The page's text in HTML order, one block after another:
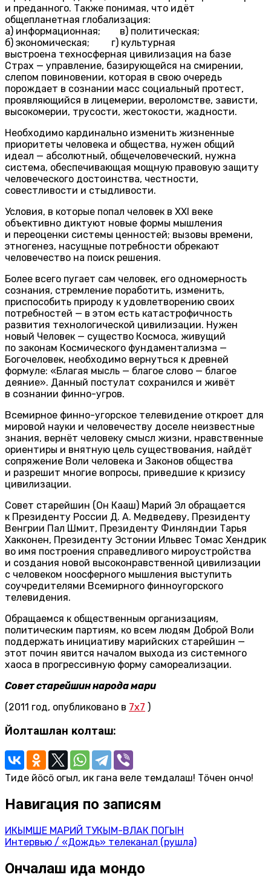
и преданного. Также понимая, что идёт
общепланетная глобализация:
а) информационная; в) политическая;
б) экономическая; г) культурная
выстроена техносферная цивилизация на базе
Страх — управление, базирующейся на смирении,
слепом повиновении, которая в свою очередь
порождает в сознании масс социальный протест,
проявляющийся в лицемерии, вероломстве, зависти,
высокомерии, трусости, жестокости, жадности.
Необходимо кардинально изменить жизненные
приоритеты человека и общества, нужен общий
идеал — абсолютный, общечеловеческий, нужна
система, обеспечивающая мощную правовую защиту
человеческого достоинства, честности,
совестливости и стыдливости.
Условия, в которые попал человек в XXI веке
объективно диктуют новые формы мышления
и переоценки системы ценностей; вызовы времени,
этногенез, насущные потребности обрекают
человечество на поиск решения.
Более всего пугает сам человек, его одномерность
сознания, стремление поработить, изменить,
приспособить природу к удовлетворению своих
потребностей — в этом есть катастрофичность
развития технологической цивилизации. Нужен
новый Человек — существо Космоса, живущий
по законам Космического фундаментализма —
Богочеловек, необходимо вернуться к древней
формуле: «Благая мысль — благое слово — благое
деяние». Данный постулат сохранился и живёт
в сознании финно-угров.
Всемирное финно-угорское телевидение откроет для
мировой науки и человечеству доселе неизвестные
знания, вернёт человеку смысл жизни, нравственные
ориентиры и внятную цель существования, найдёт
сопряжение Воли человека и Законов общества
и разрешит многие вопросы, приведшие к кризису
цивилизации.
Совет старейшин (Он Каҥаш) Марий Эл обращается
к Президенту России Д. А. Медведеву, Президенту
Венгрии Пал Шмит, Президенту Финляндии Тарья
Хакконен, Президенту Эстонии Ильвес Томас Хендрик
во имя построения справедливого мироустройства
и создания новой высоконравственной цивилизации
с человеком ноосферного мышления выступить
соучредителями Всемирного финноугорского
телевидения.
Обращаемся к общественным организациям,
политическим партиям, ко всем людям Доброй Воли
поддержать инициативу марийских старейшин —
этот почин явится началом выхода из системного
хаоса в прогрессивную форму самореализации.
Совет старейшин народа мари
(2011 год, опубликовано в 7х7 )
Йолташлан колташ:
Тиде йӧсӧ огыл, ик гана веле темдалаш! Тӧчен ончо!
Навигация по записям
ИКЫМШЕ МАРИЙ ТУКЫМ-ВЛАК ПОГЫН
Интервью / «Дождь» телеканал (рушла)
Ончалаш ида мондо